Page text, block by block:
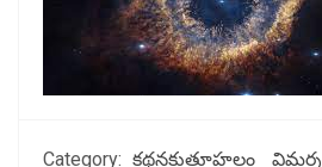
Category: కథనకుతూహలం విమర్శ